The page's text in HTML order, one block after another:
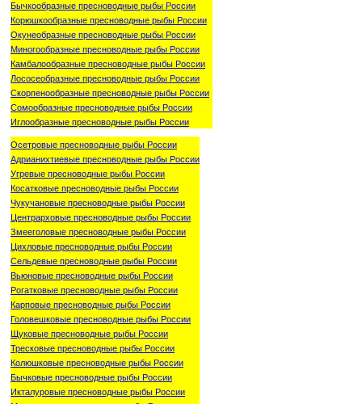
Бычкообразные пресноводные рыбы России
Корюшкообразные пресноводные рыбы России
Окунеобразные пресноводные рыбы России
Миногообразные пресноводные рыбы России
Камбалообразные пресноводные рыбы России
Лососеобразные пресноводные рыбы России
Скорпенообразные пресноводные рыбы России
Сомообразные пресноводные рыбы России
Иглообразные пресноводные рыбы России
Осетровые пресноводные рыбы России
Адрианихтиевые пресноводные рыбы России
Угревые пресноводные рыбы России
Косатковые пресноводные рыбы России
Чукучановые пресноводные рыбы России
Центрарховые пресноводные рыбы России
Змееголовые пресноводные рыбы России
Цихловые пресноводные рыбы России
Сельдевые пресноводные рыбы России
Вьюновые пресноводные рыбы России
Рогатковые пресноводные рыбы России
Карповые пресноводные рыбы России
Головешковые пресноводные рыбы России
Щуковые пресноводные рыбы России
Тресковые пресноводные рыбы России
Колюшковые пресноводные рыбы России
Бычковые пресноводные рыбы России
Икталуровые пресноводные рыбы России